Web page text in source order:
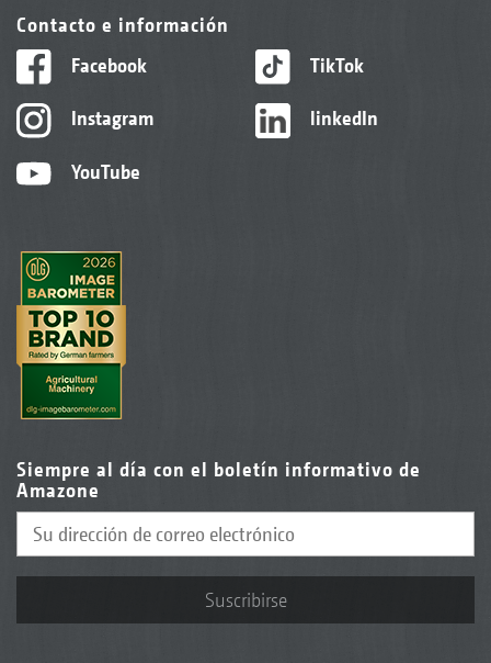
Contacto e información
Facebook
Instagram
YouTube
TikTok
linkedIn
Siempre al día con el boletín informativo de
Amazone
Suscribirse